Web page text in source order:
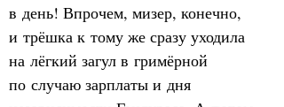
в день! Впрочем, мизер, конечно,
и трёшка к тому же сразу уходила
на лёгкий загул в гримёрной
по случаю зарплаты и дня